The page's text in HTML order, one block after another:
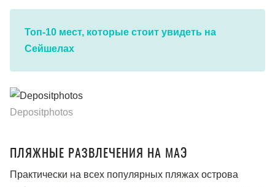
Топ-10 мест, которые стоит увидеть на
Сейшелах
Depositphotos
ПЛЯЖНЫЕ РАЗВЛЕЧЕНИЯ НА МАЭ
Практически на всех популярных пляжах острова